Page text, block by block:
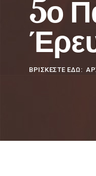
5ο
ΒΡΊΣΚΕΣΤΕ ΕΔΏ: